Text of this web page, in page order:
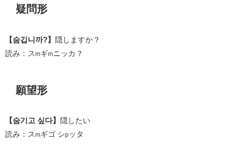
疑問形
【숨깁니까?】 隠しますか？
読み：ス mギm ニッカ？
願望形
【숨기고 싶다】
隠したい
読み：スmギゴ シpッタ